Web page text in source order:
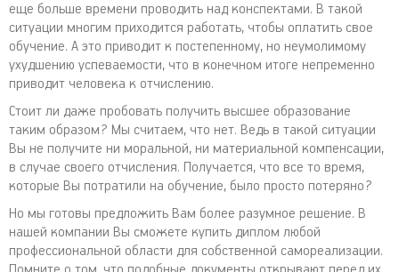
еще больше времени проводить над конспектами. В такой
ситуации многим приходится работать, чтобы оплатить свое
обучение. А это приводит к постепенному, но неумолимому
ухудшению успеваемости, что в конечном итоге непременно
приводит человека к отчислению.
Стоит ли даже пробовать получить высшее образование
таким образом? Мы считаем, что нет. Ведь в такой ситуации
Вы не получите ни моральной, ни материальной компенсации,
в случае своего отчисления. Получается, что все то время,
которые Вы потратили на обучение, было просто потеряно?
Но мы готовы предложить Вам более разумное решение. В
нашей компании Вы сможете купить диплом любой
профессиональной области для собственной самореализации.